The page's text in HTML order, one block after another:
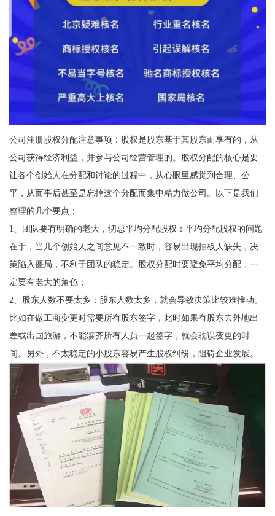
公司注册股权分配注意事项：股权是股东基于其股东而享有的，从
公司获得经济利益，并参与公司经营管理的。股权分配的核心是要
让各个创始人在分配和讨论的过程中，从心眼里感觉到合理、公
平，从而事后甚至是忘掉这个分配而集中精力做公司。以下是我们
整理的几个要点：
1、团队要有明确的老大，切忌平均分配股权：平均分配股权的问题
在于，当几个创始人之间意见不一致时，容易出现拍板人缺失，决
策陷入僵局，不利于团队的稳定。股权分配时要避免平均分配，一
定要有老大的角色；
2、股东人数不要太多：股东人数太多，就会导致决策比较难推动。
比如在做工商变更时需要所有股东签字，此时如果有股东去外地出
差或出国旅游，不能凑齐所有人员一起签字，就会耽误变更的时
间。另外，不太稳定的小股东容易产生股权纠纷，阻碍企业发展。